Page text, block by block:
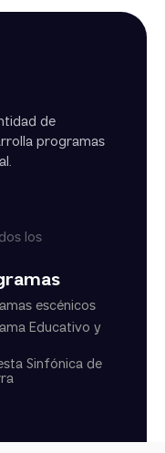
de
programas
los
escénicos
Educativo y
Sinfónica de